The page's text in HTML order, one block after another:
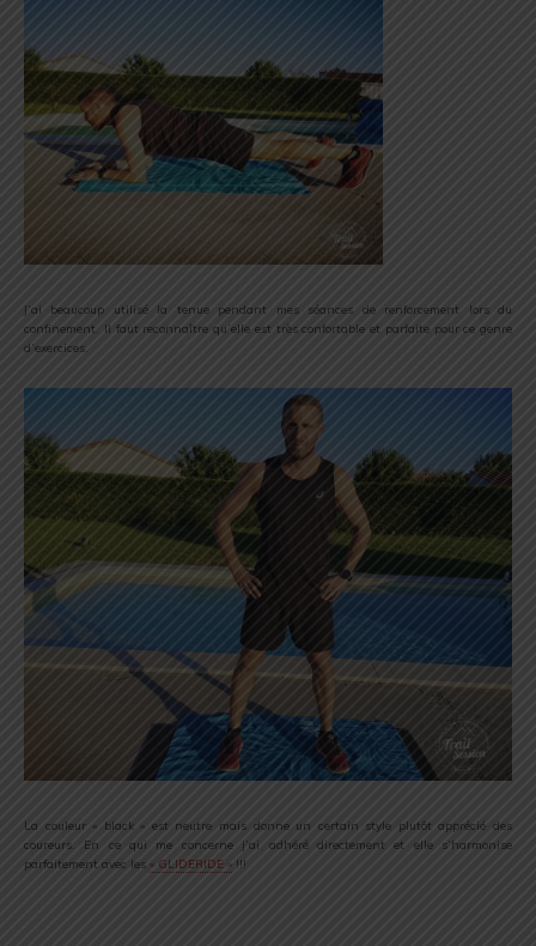
J’ai beaucoup utilisé la tenue pendant mes séances de renforcement lors du
confinement. Il faut reconnaître qu’elle est très confortable et parfaite pour ce genre
d’exercices.
La couleur « black » est neutre mais donne un certain style plutôt apprécié des
coureurs. En ce qui me concerne j’ai adhéré directement et elle s’harmonise
parfaitement avec les « GLIDERIDE » !!!